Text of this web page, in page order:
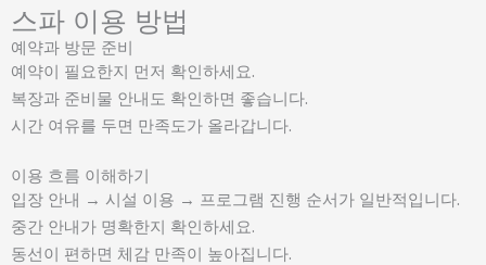
스파 이용 방법
예약과 방문 준비
예약이 필요한지 먼저 확인하세요.
복장과 준비물 안내도 확인하면 좋습니다.
시간 여유를 두면 만족도가 올라갑니다.
이용 흐름 이해하기
입장 안내 → 시설 이용 → 프로그램 진행 순서가 일반적입니다.
중간 안내가 명확한지 확인하세요.
동선이 편하면 체감 만족이 높아집니다.